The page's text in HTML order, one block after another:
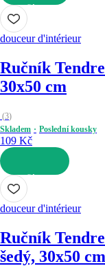
DO KOŠÍKU
douceur d'intérieur
Ručník
30x50 cm
(3)
Skladem
Poslední kousky
109 Kč
DO KOŠÍKU
douceur d'intérieur
Ručník
šedý, 30x50 cm